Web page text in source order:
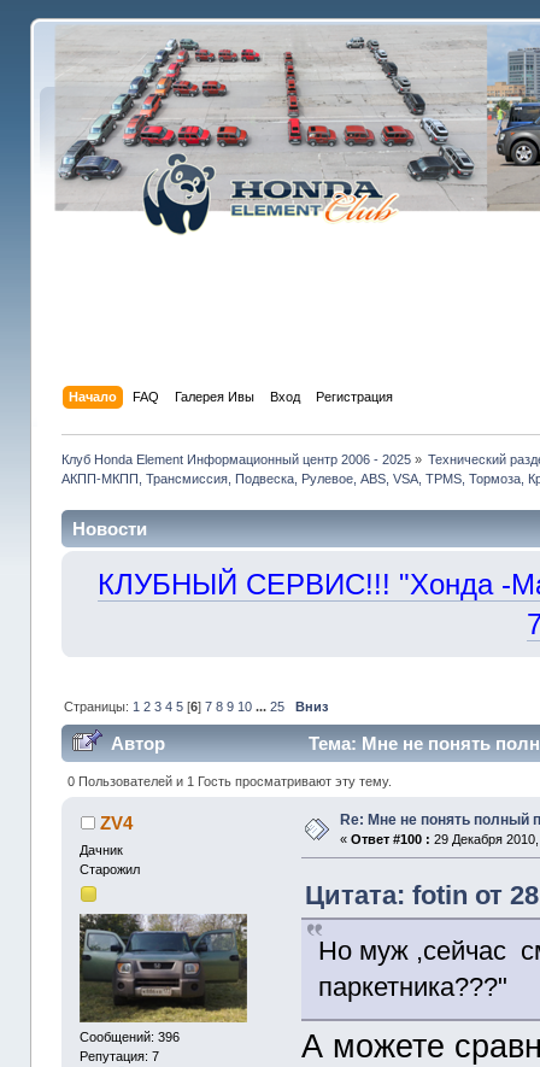
Начало FAQ Галерея Ивы Вход Регистрация
Клуб Honda Element Информационный центр 2006 - 2025» Технический
АКПП-МКПП, Трансмиссия, Подвеска, Рулевое, ABS, VSA, TPMS, Тормоза,
Новости
КЛУБНЫЙ СЕРВИС!!! "Хонда -
Страницы: 1 2 3 4 5[6] 7 8 9 10 ... 25 Вниз
Автор Тема: Мне не понять
0 Пользователей и 1 Гость просматривают эту тему.
ZV4
Дачник
Старожил
Сообщений: 396
Репутация: 7
Re: Мне не понять полный
«Ответ #100 : 29 Декабря
Цитата: fotin от
Но муж ,сейчас
паркетника???"
А можете